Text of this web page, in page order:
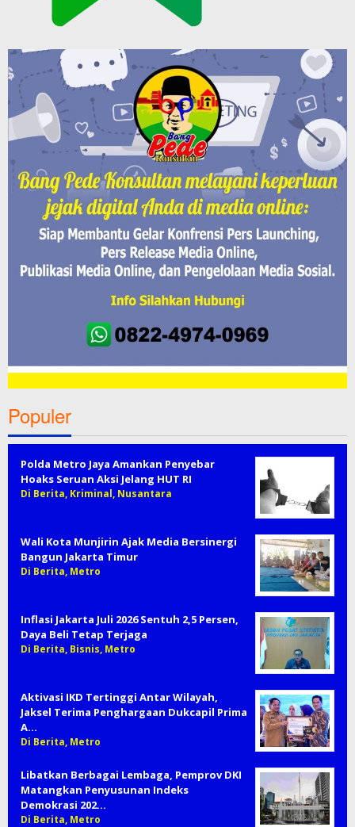
Populer
Polda Metro Jaya Amankan Penyebar
Hoaks Seruan Aksi Jelang HUT RI
Di Berita, Kriminal, Nusantara
Wali Kota Munjirin Ajak Media Bersinergi
Bangun Jakarta Timur
Di Berita, Metro
Inflasi Jakarta Juli 2026 Sentuh 2,5 Persen,
Daya Beli Tetap Terjaga
Di Berita, Bisnis, Metro
Aktivasi IKD Tertinggi Antar Wilayah,
Jaksel Terima Penghargaan Dukcapil Prima
A…
Di Berita, Metro
Libatkan Berbagai Lembaga, Pemprov DKI
Matangkan Penyusunan Indeks
Demokrasi 202…
Di Berita, Metro